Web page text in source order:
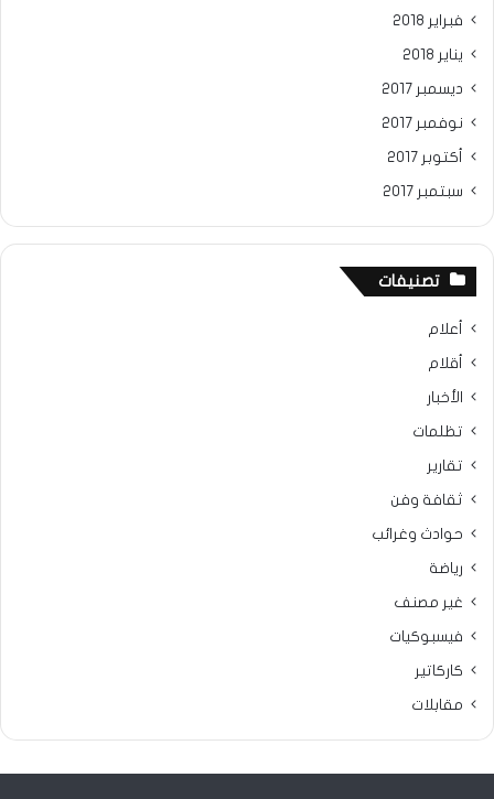
فبراير 2018
يناير 2018
ديسمبر 2017
نوفمبر 2017
أكتوبر 2017
سبتمبر 2017
تصنيفات
أعلام
أقلام
الأخبار
تظلمات
تقارير
ثقافة وفن
حوادث وغرائب
رياضة
غير مصنف
فيسبوكيات
كاركاتير
مقابلات